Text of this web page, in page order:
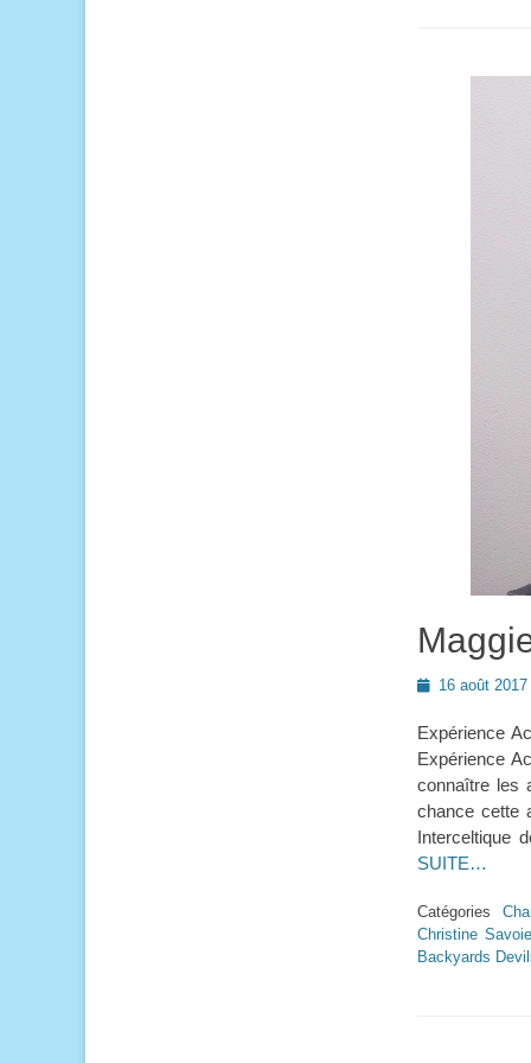
Posted16 août 2017
Expérience
Expérience
connaître les
chance cette
Interceltique
SUITE…
Catégories
Christine
Backyards